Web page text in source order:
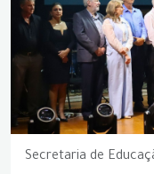
Secretaria de